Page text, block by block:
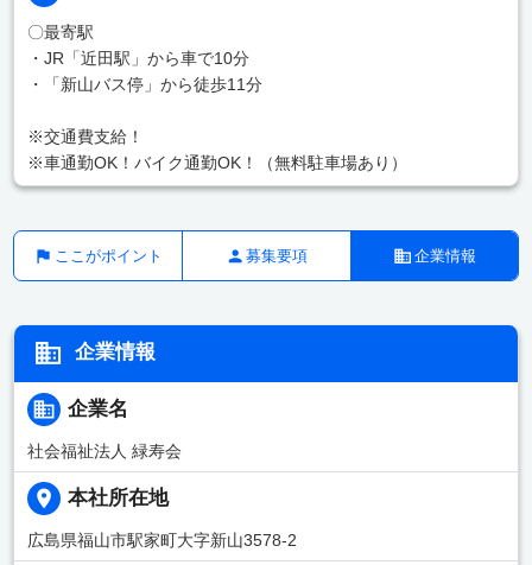
〇最寄駅
・JR「近田駅」から車で10分
・「新山バス停」から徒歩11分
※交通費支給！
※車通勤OK！バイク通勤OK！（無料駐車場あり）
ここがポイント 募集要項 企業情報
企業情報
企業名
社会福祉法人 緑寿会
本社所在地
広島県福山市駅家町大字新山3578-2